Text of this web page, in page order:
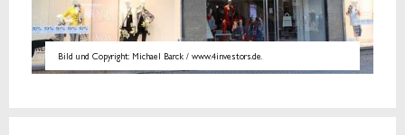
Bild und Copyright: Michael Barck / www.4investors.de.